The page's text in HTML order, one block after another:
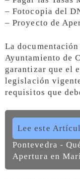
– Fotocopia del
– Proyecto de
La
Ayuntamiento de
garantizar que el
legislación
requisitos que
Lee este
Pontevedra -
Apertura en